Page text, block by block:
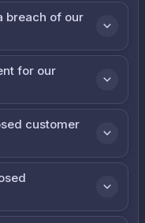
breach of our
for our
customer